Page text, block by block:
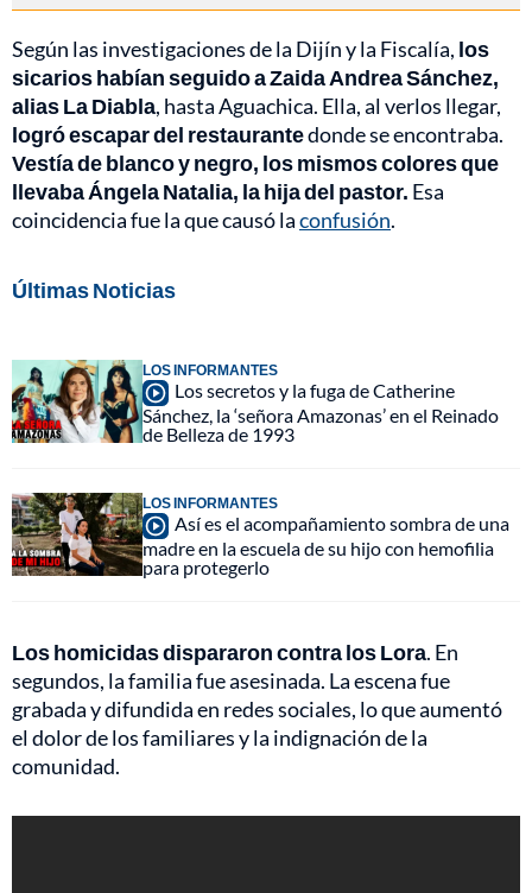
Según las investigaciones de la Dijín y la Fiscalía, los
sicarios habían seguido a Zaida Andrea Sánchez,
alias La Diabla, hasta Aguachica. Ella, al verlos llegar,
logró escapar del restaurantedonde se encontraba.
Vestía de blanco y negro, los mismos colores que
llevaba Ángela Natalia, la hija del pastor. Esa
coincidencia fue la que causó laconfusión.
Últimas Noticias
LOS INFORMANTES
Los secretos y la fuga de Catherine
Sánchez, la ‘señora Amazonas’ en el Reinado
de Belleza de 1993
LOS INFORMANTES
Así es el acompañamiento sombra de una
madre en la escuela de su hijo con hemofilia
para protegerlo
Los homicidas dispararon contra los Lora. En
segundos, la familia fue asesinada. La escena fue
grabada y difundida en redes sociales, lo que aumentó
el dolor de los familiares y la indignación de la
comunidad.